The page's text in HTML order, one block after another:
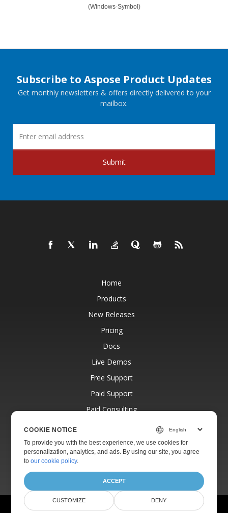
(Windows-Symbol)
Subscribe to Aspose Product Updates
Get monthly newsletters & offers directly delivered to your
mailbox.
Submit
Home
Products
New Releases
Pricing
Docs
Live Demos
Free Support
Paid Support
Paid Consulting
Websites
About
© Aspose Pty Ltd 2001-2026.
COOKIE NOTICE
To provide you with the best experience, we use cookies for
personalization, analytics, and ads. By using our site, you agree
toour cookie policy.
ACCEPT
CUSTOMIZE DENY